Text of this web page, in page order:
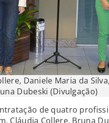
Daniele Maria da
Dubeski (Divulgação)
de quatro
Cláudia Collere, Bruna